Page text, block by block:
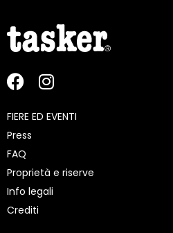
FIERE ED EVENTI
Press
FAQ
Proprietà e riserve
Info legali
Crediti